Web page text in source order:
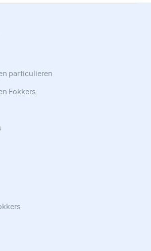
particulieren
Fokkers